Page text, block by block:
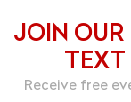
JOIN OUR
Receive free